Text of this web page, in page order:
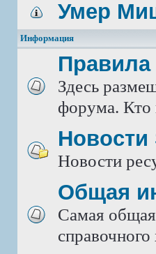
Умер
Информация
Правила
Здесь
форума. Кто
Новости
Общая
Самая
справочного